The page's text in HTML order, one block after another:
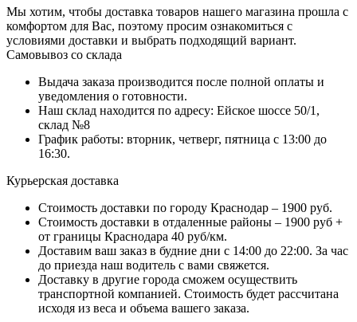
Мы хотим, чтобы доставка товаров нашего магазина прошла с
комфортом для Вас, поэтому просим ознакомиться с
условиями доставки и выбрать подходящий вариант.
Самовывоз со склада
Выдача заказа производится после полной оплаты и
уведомления о готовности.
Наш склад находится по адресу: Ейское шоссе 50/1,
склад №8
График работы: вторник, четверг, пятница с 13:00 до
16:30.
Курьерская доставка
Стоимость доставки по городу Краснодар – 1900 руб.
Стоимость доставки в отдаленные районы – 1900 руб +
от границы Краснодара 40 руб/км.
Доставим ваш заказ в будние дни с 14:00 до 22:00. За час
до приезда наш водитель с вами свяжется.
Доставку в другие города сможем осуществить
транспортной компанией. Стоимость будет рассчитана
исходя из веса и объема вашего заказа.